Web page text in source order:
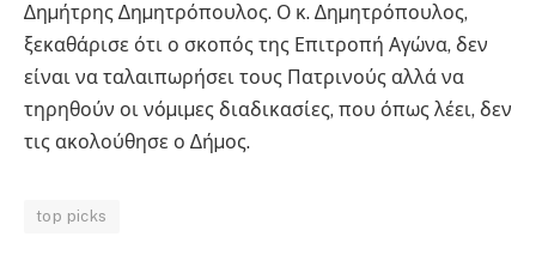
∆ηµήτρης ∆ηµητρόπουλος. Ο κ. ∆ηµητρόπουλος,
ξεκαθάρισε ότι ο σκοπός της Επιτροπή Αγώνα, δεν
είναι να ταλαιπωρήσει τους Πατρινούς αλλά να
τηρηθούν οι νόµιµες διαδικασίες, που όπως λέει, δεν
τις ακολούθησε ο ∆ήµος.
top picks